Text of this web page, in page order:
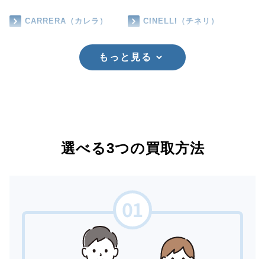
CARRERA（カレラ） CINELLI（チネリ）
もっと見る
選べる3つの買取方法